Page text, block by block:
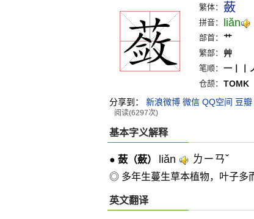
繁体： 蘞
拼音： liăn
部首： 艹
繁部： 艸
笔顺： 一丨丨
仓颉： TOMK
分享到：
新浪微博 微信 QQ空间 豆瓣
阅读(6297次)
基本字义解释
● 蔹（蘞） liǎn ㄌㄧㄢˇ
◎ 多年生蔓生草本植物，叶子多
英文翻译